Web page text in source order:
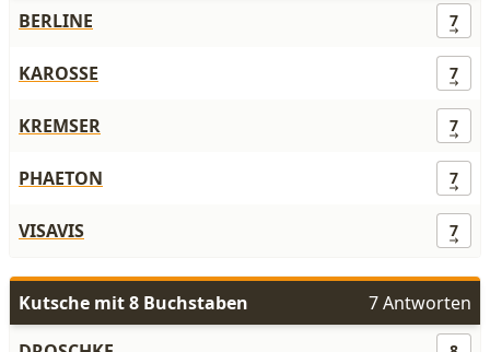
BERLINE
7
KAROSSE 7
KREMSER 7
PHAETON 7
VISAVIS 7
Kutsche mit 8 Buchstaben
7 Antworten